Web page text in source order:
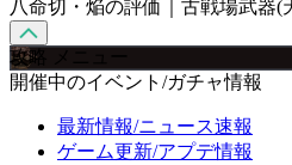
八命切・焔の評価｜古戦場武器(
攻略 メニュー
開催中のイベント/ガチャ情報
最新情報/ニュース速報
ゲーム更新/アプデ情報